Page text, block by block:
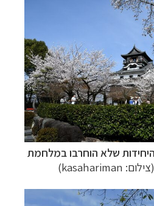
שלא הוחרבו במלחמת
(צילום: kasahariman)